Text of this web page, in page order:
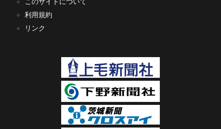
利用規約
リンク